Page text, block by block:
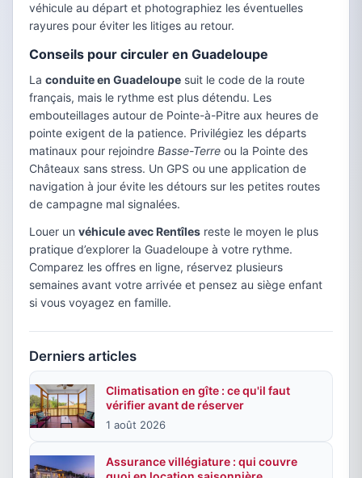
véhicule au départ et photographiez les éventuelles
rayures pour éviter les litiges au retour.
Conseils pour circuler en Guadeloupe
La conduite en Guadeloupe suit le code de la route
français, mais le rythme est plus détendu. Les
embouteillages autour de Pointe-à-Pitre aux heures de
pointe exigent de la patience. Privilégiez les départs
matinaux pour rejoindre Basse-Terre ou la Pointe des
Châteaux sans stress. Un GPS ou une application de
navigation à jour évite les détours sur les petites routes
de campagne mal signalées.
Louer un véhicule avec Rentîles reste le moyen le plus
pratique d’explorer la Guadeloupe à votre rythme.
Comparez les offres en ligne, réservez plusieurs
semaines avant votre arrivée et pensez au siège enfant
si vous voyagez en famille.
Derniers articles
Climatisation en gîte : ce qu'il faut
vérifier avant de réserver
1 août 2026
Assurance villégiature : qui couvre